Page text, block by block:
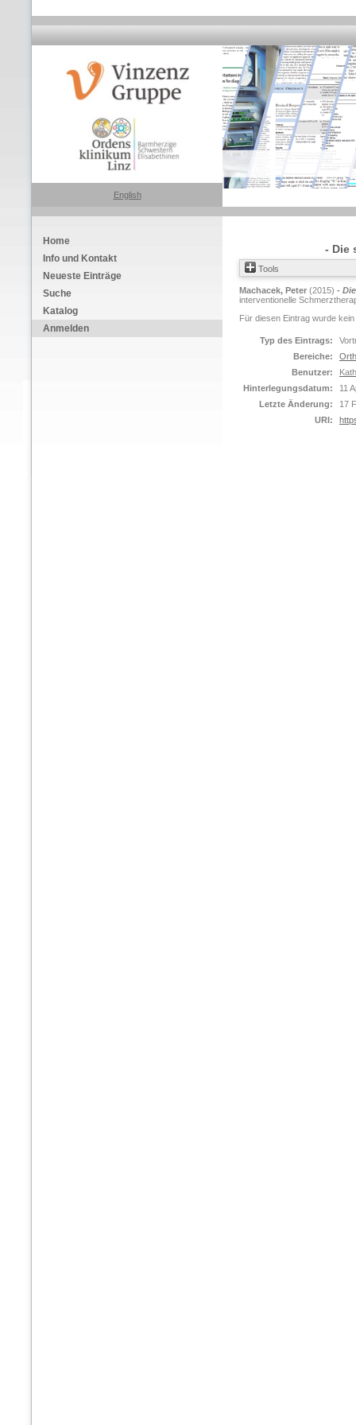
English
Home
Info und Kontakt
Neueste Einträge
Suche
Katalog
Anmelden
- Die
Tools
Machacek, Peter (2015) -
interventionelle
Für diesen Eintrag wurde
Typ des Eintrags:
Bereiche:
Benutzer:
Hinterlegungsdatum:
11
Letzte Änderung:
17
URI: